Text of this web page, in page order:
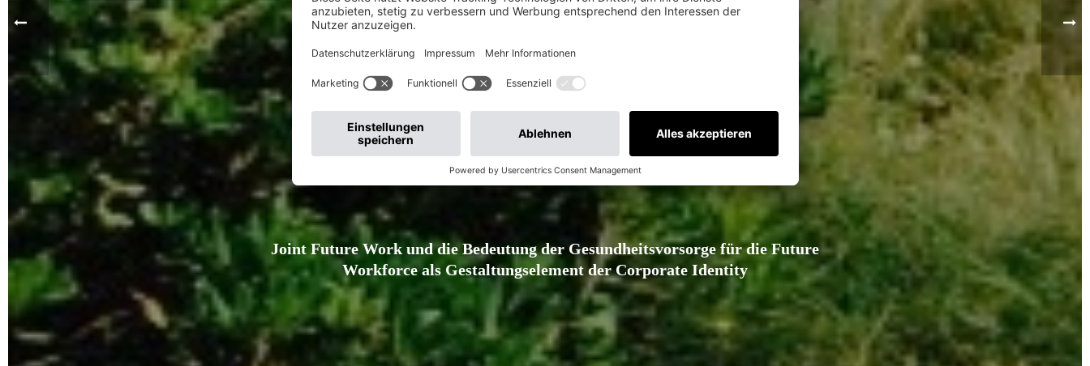
Joint Future Work und die Bedeutung der Gesundheitsvorsorge für die Future
Workforce als Gestaltungselement der Corporate Identity